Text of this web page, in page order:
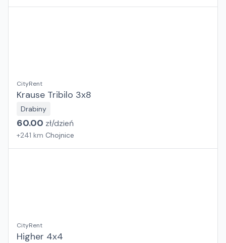
CityRent
Krause Tribilo 3x8
Drabiny
60.00 zł/dzień
+241 km Chojnice
CityRent
Higher 4x4